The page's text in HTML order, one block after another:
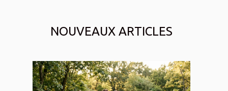
NOUVEAUX ARTICLES